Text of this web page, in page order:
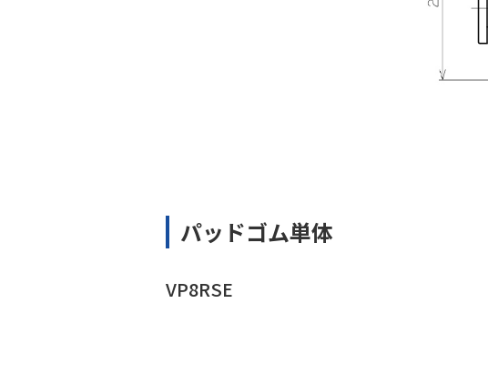
パッドゴム単体
VP8RSE